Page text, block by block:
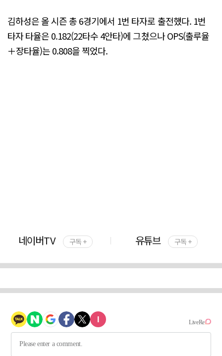
김하성은 올 시즌 총 6경기에서 1번 타자로 출전했다. 1번
타자 타율은 0.182(22타수 4안타)에 그쳤으나 OPS(출루율
＋장타율)는 0.808을 찍었다.
네이버TV 구독 + 유튜브 구독 +